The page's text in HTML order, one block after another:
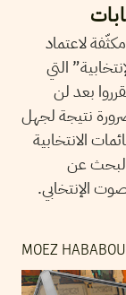
لاعتماد
التي
بعد لن
نتيجة لجهل
الانتخابية
عن
الإنتخابي.
MOEZ HABABOU